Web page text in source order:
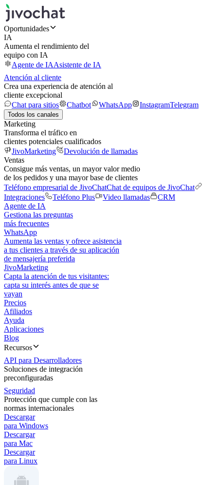
Oportunidades
IA
Aumenta el rendimiento del
equipo con IA
Agente de IAAsistente de IA
Atención al cliente
Crea una experiencia de atención al
cliente excepcional
Chat para sitios
Chatbot WhatsApp InstagramTelegram
Todos los canales
Marketing
Transforma el tráfico en
clientes potenciales cualificados
JivoMarketing
Devolución de llamadas
Ventas
Consigue más ventas, un mayor valor medio
de los pedidos y una mayor base de clientes
Teléfono empresarial de JivoChatChat de equipos de JivoChat
Integraciones
Teléfono Plus Video llamadas
CRM
Agente de IA
Gestiona las preguntas
más frecuentes
WhatsApp
Aumenta las ventas y ofrece asistencia
a tus clientes a través de su aplicación
de mensajería preferida
JivoMarketing
Capta la atención de tus visitantes:
capta su interés antes de que se
vayan
Precios
Afiliados
Ayuda
Aplicaciones
Blog
Recursos
API para Desarrolladores
Soluciones de integración
preconfiguradas
Seguridad
Protección que cumple con las
normas internacionales
Descargar
para Windows
Descargar
para Mac
Descargar
para Linux